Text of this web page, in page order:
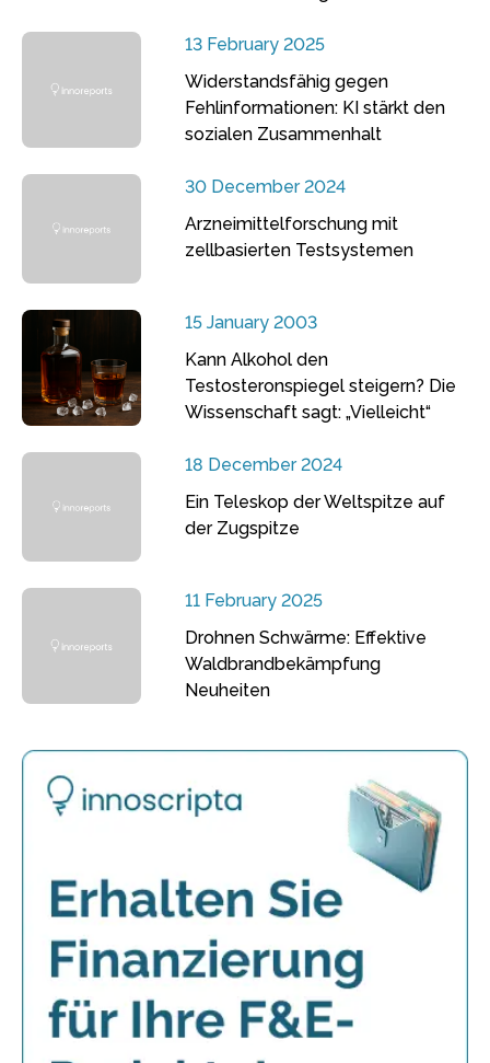
13 February 2025
Widerstandsfähig gegen
Fehlinformationen: KI stärkt den
sozialen Zusammenhalt
30 December 2024
Arzneimittelforschung mit
zellbasierten Testsystemen
15 January 2003
Kann Alkohol den
Testosteronspiegel steigern? Die
Wissenschaft sagt: „Vielleicht“
18 December 2024
Ein Teleskop der Weltspitze auf
der Zugspitze
11 February 2025
Drohnen Schwärme: Effektive
Waldbrandbekämpfung
Neuheiten